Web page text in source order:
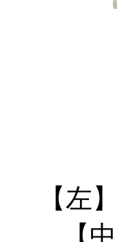
【
【